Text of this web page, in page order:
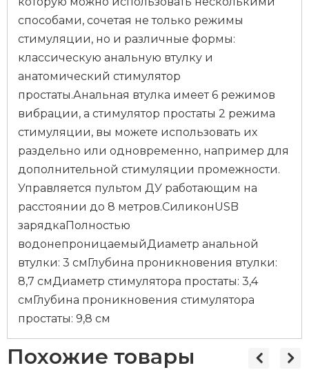
способами, сочетая не только режимы
стимуляции, но и различные формы:
классическую анальную втулку и
анатомический стимулятор
простаты.Анальная втулка имеет 6 режимов
вибрации, а стимулятор простаты 2 режима
стимуляции, вы можете использовать их
раздельно или одновременно, например для
дополнительной стимуляции промежности.
Управляется пультом ДУ работающим на
расстоянии до 8 метров.СиликонUSB
зарядкаПолностью
водонепроницаемыйДиаметр анальной
втулки: 3 смГлубина проникновения втулки:
8,7 смДиаметр стимулятора простаты: 3,4
смГлубина проникновения стимулятора
простаты: 9,8 см
Похожие товары